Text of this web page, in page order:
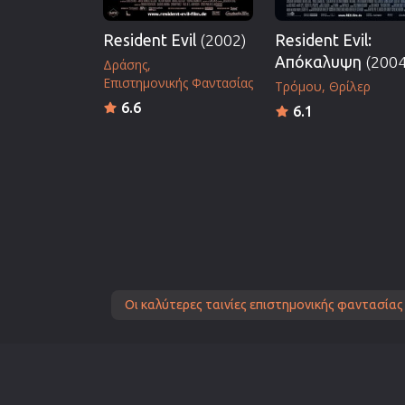
Resident Evil (2002)
Δράσης
Επιστημονικής Φαντασίας
6.6
Resident Evil:
Απόκαλυψη
Τρόμου Θρίλερ
6.1
Οι καλύτερες ταινίες επιστημονικής φαντασίας